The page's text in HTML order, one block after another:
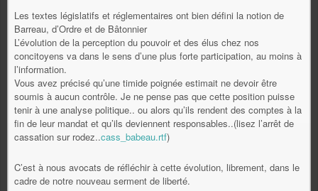
Les textes législatifs et réglementaires ont bien défini la notion de
Barreau, d’Ordre et de Bâtonnier
L’évolution de la perception du pouvoir et des élus chez nos
concitoyens va dans le sens d’une plus forte participation, au moins à
l’information.
Vous avez précisé qu’une timide poignée estimait ne devoir être
soumis à aucun contrôle. Je ne pense pas que cette position puisse
tenir à une analyse politique.. ou alors qu’ils rendent des comptes à la
fin de leur mandat et qu’ils deviennent responsables..(lisez l’arrêt de
cassation sur rodez..cass_babeau.rtf)
C’est à nous avocats de réfléchir à cette évolution, librement, dans le
cadre de notre nouveau serment de liberté.